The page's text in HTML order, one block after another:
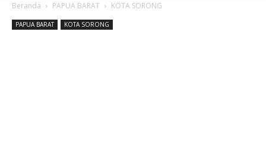
Beranda PAPUA BARAT KOTA SORONG
PAPUA BARAT KOTA SORONG